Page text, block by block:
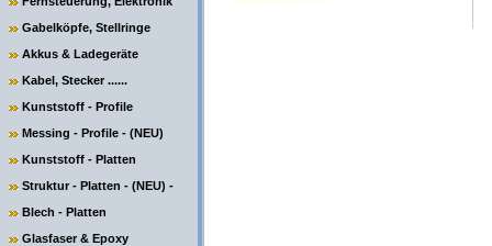
Gabelköpfe, Stellringe
Akkus & Ladegeräte
Kabel, Stecker ......
Kunststoff - Profile
Messing - Profile - (NEU)
Kunststoff - Platten
Struktur - Platten - (NEU) -
Blech - Platten
Glasfaser & Epoxy